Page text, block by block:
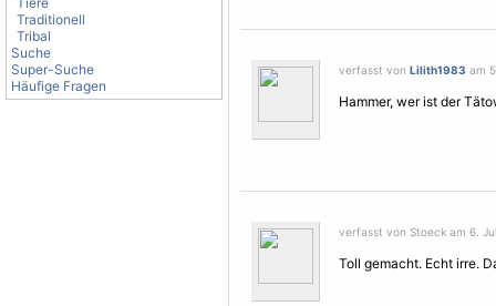
Traditionell
Tribal
Suche
Super-Suche
Häufige Fragen
verfasst von Lilith1983 am
Hammer, wer ist der
verfasst von Stoeck am 6.
Toll gemacht. Echt irre.